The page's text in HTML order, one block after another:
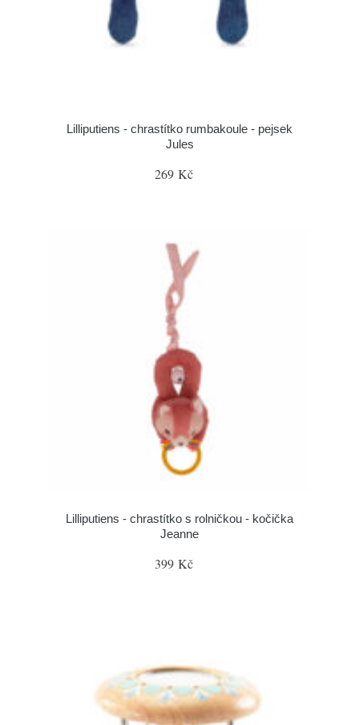
Lilliputiens - chrastítko rumbakoule - pejsek
Jules
269 Kč
Lilliputiens - chrastítko s rolničkou - kočička
Jeanne
399 Kč